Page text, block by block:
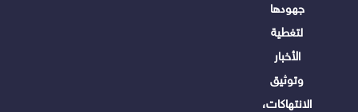
جهودها
لتغطية
الأخبار
وتوثيق
الانتهاكات،